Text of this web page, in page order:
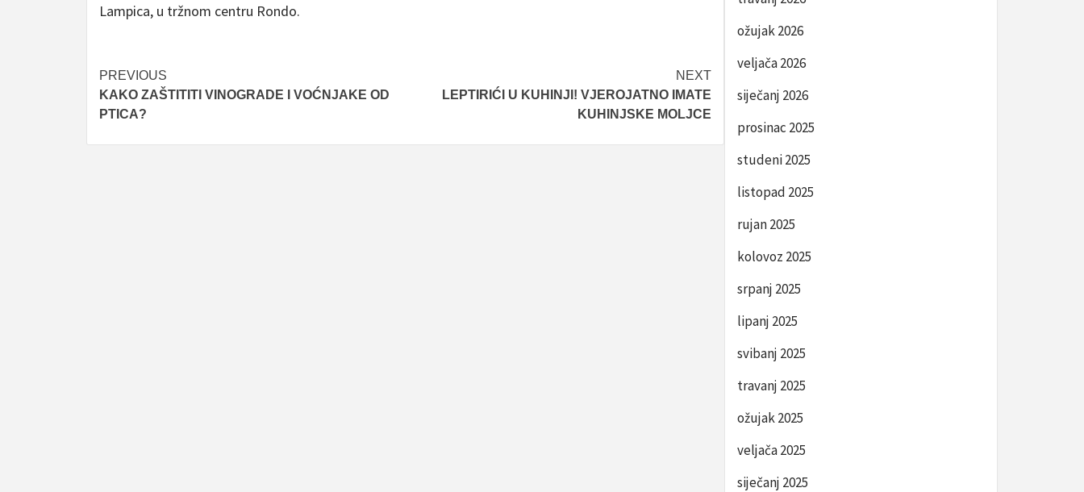
Lampica, u tržnom centru Rondo.
Post
navigation
PREVIOUS
KAKO ZAŠTITITI VINOGRADE I VOĆNJAKE OD
PTICA?
NEXT
LEPTIRIĆI U KUHINJI! VJEROJATNO IMATE
KUHINJSKE MOLJCE
ožujak 2026
veljača 2026
siječanj 2026
prosinac 2025
studeni 2025
listopad 2025
rujan 2025
kolovoz 2025
srpanj 2025
lipanj 2025
svibanj 2025
travanj 2025
ožujak 2025
veljača 2025
siječanj 2025